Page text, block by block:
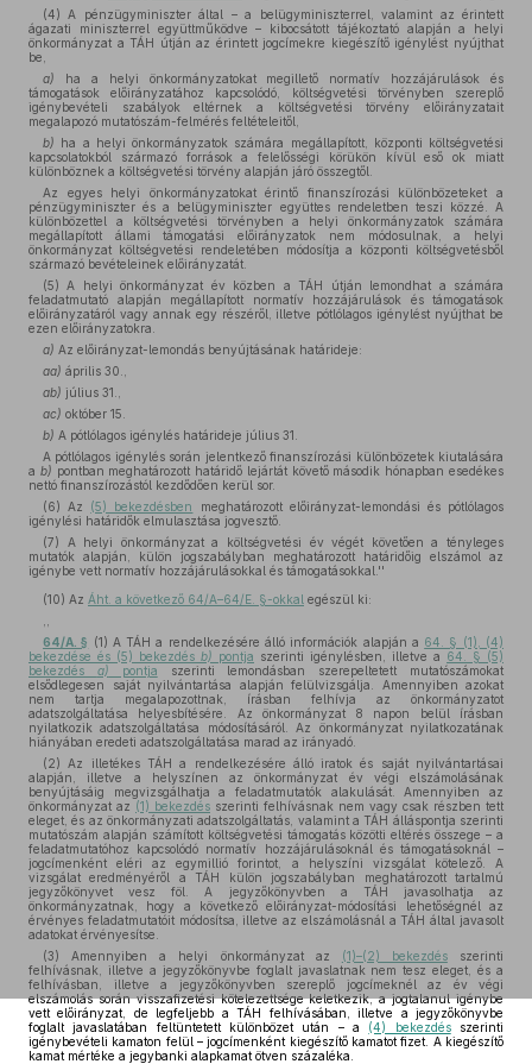
(4) A pénzügyminiszter által – a belügyminiszterrel, valamint az érintett
ágazati miniszterrel együttműködve – kibocsátott tájékoztató alapján a helyi
önkormányzat a TÁH útján az érintett jogcímekre kiegészítő igénylést nyújthat
be,
a) ha a helyi önkormányzatokat megillető normatív hozzájárulások és
támogatások előirányzatához kapcsolódó, költségvetési törvényben szereplő
igénybevételi szabályok eltérnek a költségvetési törvény előirányzatait
megalapozó mutatószám-felmérés feltételeitől,
b) ha a helyi önkormányzatok számára megállapított, központi költségvetési
kapcsolatokból származó források a felelősségi körükön kívül eső ok miatt
különböznek a költségvetési törvény alapján járó összegtől.
Az egyes helyi önkormányzatokat érintő finanszírozási különbözeteket a
pénzügyminiszter és a belügyminiszter együttes rendeletben teszi közzé. A
különbözettel a költségvetési törvényben a helyi önkormányzatok számára
megállapított állami támogatási előirányzatok nem módosulnak, a helyi
önkormányzat költségvetési rendeletében módosítja a központi költségvetésből
származó bevételeinek előirányzatát.
(5) A helyi önkormányzat év közben a TÁH útján lemondhat a számára
feladatmutató alapján megállapított normatív hozzájárulások és támogatások
előirányzatáról vagy annak egy részéről, illetve pótlólagos igénylést nyújthat be
ezen előirányzatokra.
a) Az előirányzat-lemondás benyújtásának határideje:
aa) április 30.,
ab) július 31.,
ac) október 15.
b) A pótlólagos igénylés határideje július 31.
A pótlólagos igénylés során jelentkező finanszírozási különbözetek kiutalására
a b) pontban meghatározott határidő lejártát követő második hónapban esedékes
nettó finanszírozástól kezdődően kerül sor.
(6) Az (5) bekezdésben
meghatározott előirányzat-lemondási és pótlólagos
igénylési határidők elmulasztása jogvesztő.
(7) A helyi önkormányzat a költségvetési év végét követően a tényleges
mutatók alapján, külön jogszabályban meghatározott határidőig elszámol az
igénybe vett normatív hozzájárulásokkal és támogatásokkal.''
(10) Az Áht. a következő 64/A–64/E. §-okkal egészül ki:
64/A. § (1) A TÁH a rendelkezésére álló információk alapján a 64. § (1), (4)
bekezdése és (5) bekezdés b) pontja szerinti igénylésben, illetve a 64. § (5)
bekezdés a) pontja szerinti lemondásban szerepeltetett mutatószámokat
elsődlegesen saját nyilvántartása alapján felülvizsgálja. Amennyiben azokat
nem tartja megalapozottnak, írásban felhívja az önkormányzatot
adatszolgáltatása helyesbítésére. Az önkormányzat 8 napon belül írásban
nyilatkozik adatszolgáltatása módosításáról. Az önkormányzat nyilatkozatának
hiányában eredeti adatszolgáltatása marad az irányadó.
(2) Az illetékes TÁH a rendelkezésére álló iratok és saját nyilvántartásai
alapján, illetve a helyszínen az önkormányzat év végi elszámolásának
benyújtásáig megvizsgálhatja a feladatmutatók alakulását. Amennyiben az
önkormányzat az (1) bekezdés szerinti felhívásnak nem vagy csak részben tett
eleget, és az önkormányzati adatszolgáltatás, valamint a TÁH álláspontja szerinti
mutatószám alapján számított költségvetési támogatás közötti eltérés összege – a
feladatmutatóhoz kapcsolódó normatív hozzájárulásoknál és támogatásoknál –
jogcímenként eléri az egymillió forintot, a helyszíni vizsgálat kötelező. A
vizsgálat eredményéről a TÁH külön jogszabályban meghatározott tartalmú
jegyzőkönyvet vesz föl. A jegyzőkönyvben a TÁH javasolhatja az
önkormányzatnak, hogy a következő előirányzat-módosítási lehetőségnél az
érvényes feladatmutatóit módosítsa, illetve az elszámolásnál a TÁH által javasolt
adatokat érvényesítse.
(3) Amennyiben a helyi önkormányzat az
(1)–(2) bekezdésszerinti
felhívásnak, illetve a jegyzőkönyvbe foglalt javaslatnak nem tesz eleget, és a
felhívásban, illetve a jegyzőkönyvben szereplő jogcímeknél az év végi
elszámolás során visszafizetési kötelezettsége keletkezik, a jogtalanul igénybe
vett előirányzat, de legfeljebb a TÁH felhívásában, illetve a jegyzőkönyvbe
foglalt javaslatában feltüntetett különbözet után – a (4) bekezdésszerinti
igénybevételi kamaton felül – jogcímenként kiegészítő kamatot fizet. A kiegészítő
kamat mértéke a jegybanki alapkamat ötven százaléka.